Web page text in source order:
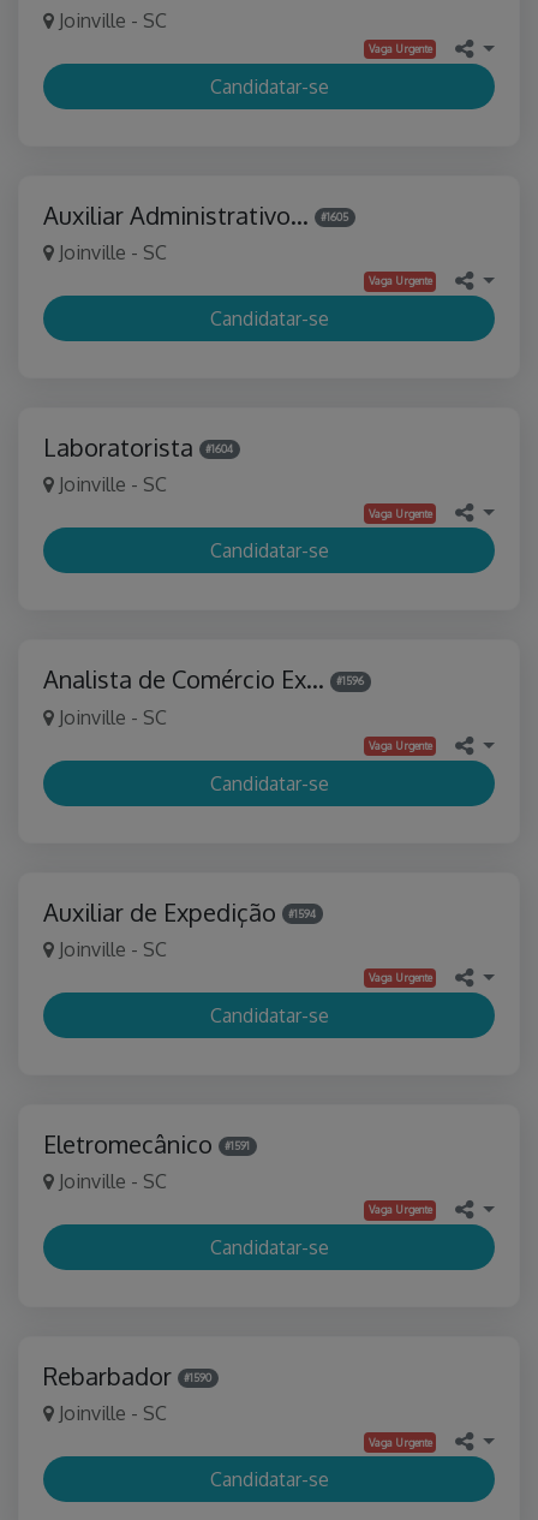
Joinville - SC
Vaga Urgente
Candidatar-se
Auxiliar Administrativo… #1605
Joinville - SC
Vaga Urgente
Candidatar-se
Laboratorista #1604
Joinville - SC
Vaga Urgente
Candidatar-se
Analista de Comércio Ex… #1596
Joinville - SC
Vaga Urgente
Candidatar-se
Auxiliar de Expedição #1594
Joinville - SC
Vaga Urgente
Candidatar-se
Eletromecânico #1591
Joinville - SC
Vaga Urgente
Candidatar-se
Rebarbador #1590
Joinville - SC
Vaga Urgente
Candidatar-se